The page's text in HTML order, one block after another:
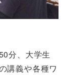
分、大学生
講義や各種ワ